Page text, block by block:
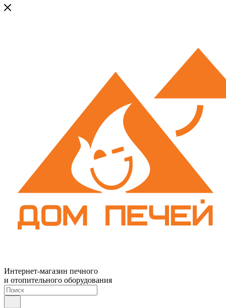
Интернет-магазин печного
и отопительного оборудования